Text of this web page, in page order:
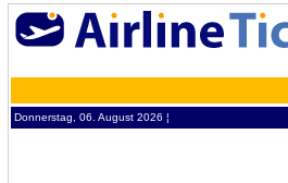
Donnerstag, 06. August 2026 ¦